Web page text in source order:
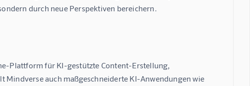
durch neue Perspektiven bereichern.
Plattform für KI-gestützte Content-Erstellung,
Mindverse auch maßgeschneiderte KI-Anwendungen wie